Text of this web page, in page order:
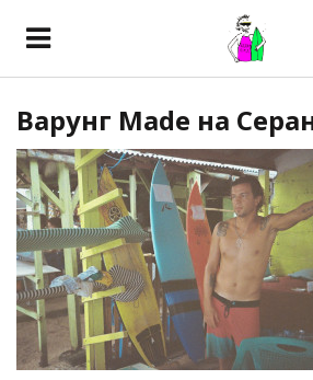
Варунг Made на